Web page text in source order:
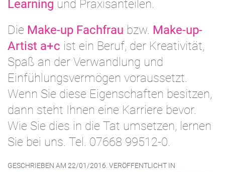
Learning und Praxisanteilen.
Die Make-up Fachfrau bzw. Make-up-
Artist a+c ist ein Beruf, der Kreativität,
Spaß an der Verwandlung und
Einfühlungsvermögen voraussetzt.
Wenn Sie diese Eigenschaften besitzen,
dann steht Ihnen eine Karriere bevor.
Wie Sie dies in die Tat umsetzen, lernen
Sie bei uns. Tel. 07668 99512-0.
GESCHRIEBEN AM 22/01/2016. VERÖFFENTLICHT IN